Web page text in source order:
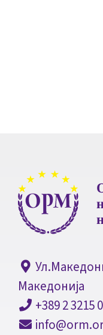
Македонија
+389 2 3215